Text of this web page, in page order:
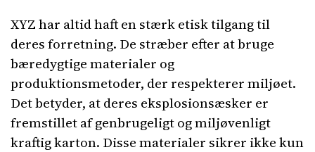
XYZ har altid haft en stærk etisk tilgang til
deres forretning. De stræber efter at bruge
bæredygtige materialer og
produktionsmetoder, der respekterer miljøet.
Det betyder, at deres eksplosionsæsker er
fremstillet af genbrugeligt og miljøvenligt
kraftig karton. Disse materialer sikrer ikke kun